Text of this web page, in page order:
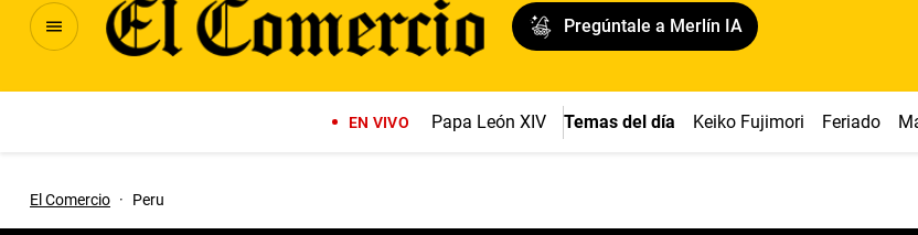
Pregúntale a Merlín IA
EN VIVO Papa León XIV Temas del día Keiko Fujimori Feriado
El Comercio · Peru